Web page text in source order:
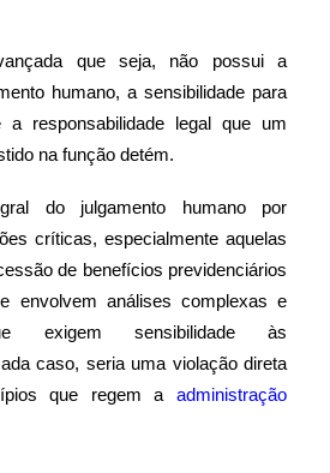
que seja, não possui a
humano, a sensibilidade para
responsabilidade legal que um
na função detém.
do julgamento humano por
críticas, especialmente aquelas
de benefícios previdenciários
envolvem análises complexas e
exigem sensibilidade às
caso, seria uma violação direta
que regem a administração